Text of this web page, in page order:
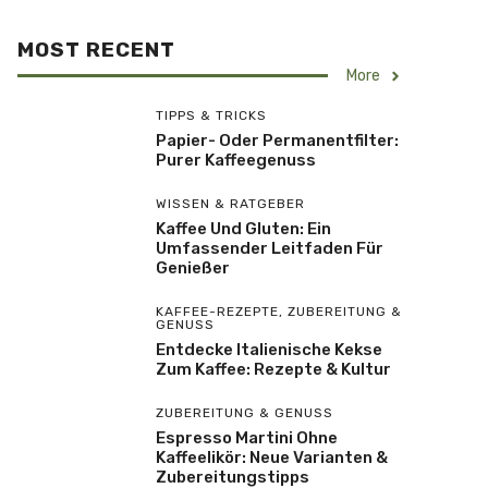
MOST RECENT
More
TIPPS & TRICKS
Papier- Oder Permanentfilter:
Purer Kaffeegenuss
WISSEN & RATGEBER
Kaffee Und Gluten: Ein
Umfassender Leitfaden Für
Genießer
KAFFEE-REZEPTE, ZUBEREITUNG &
GENUSS
Entdecke Italienische Kekse
Zum Kaffee: Rezepte & Kultur
ZUBEREITUNG & GENUSS
Espresso Martini Ohne
Kaffeelikör: Neue Varianten &
Zubereitungstipps